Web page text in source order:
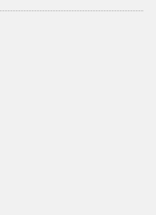
guia confiança